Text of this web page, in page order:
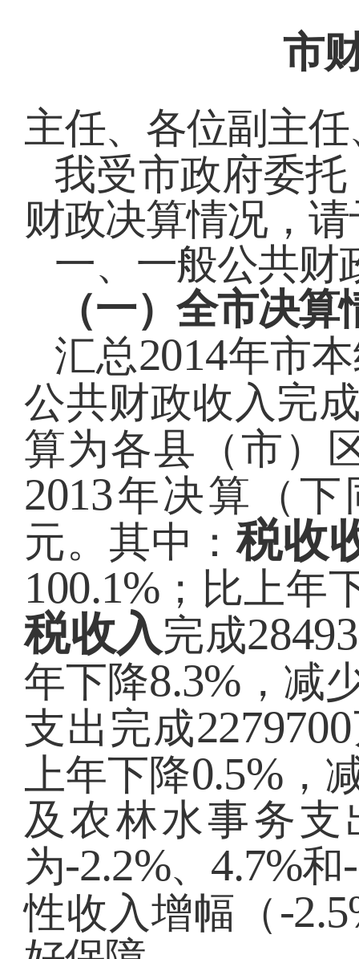
市
主任、各位副主
我受市政府委
财政决算情况，
一、一般公共财
（一）全市决算
汇总2014年市
公共财政收入完
算为各县（市）
2013年决算（下
元。 其中：税收
100.1% ；比上年
税收入完成
年下降8.3% ，减
支出完成2279700
上年下降0.5%，
及农林水事务
为-2.2%、 4.7%和
性收入增幅（ -